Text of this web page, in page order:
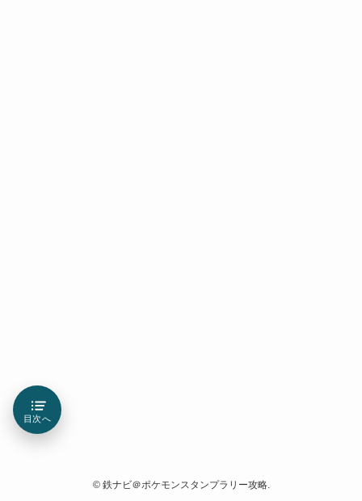
©鉄ナビ＠ポケモンスタンプラリー攻略.
目次へ